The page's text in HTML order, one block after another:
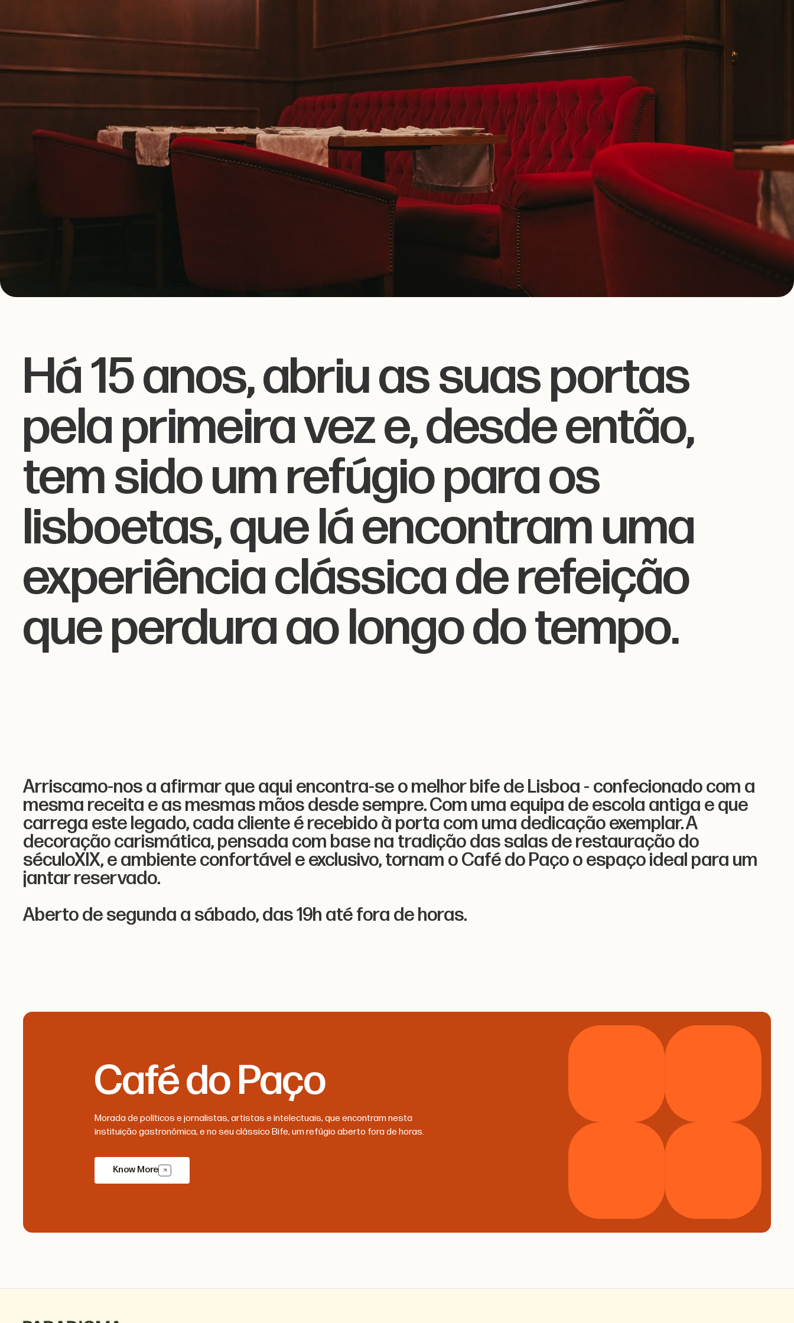
Há 15 anos, abriu as suas portas
pela primeira vez e, desde então,
tem sido um refúgio para os
lisboetas, que lá encontram uma
experiência clássica de refeição
que perdura ao longo do tempo.
Arriscamo-nos a afirmar que aqui encontra-se o melhor bife de Lisboa - confecionado com a
mesma receita e as mesmas mãos desde sempre. Com uma equipa de escola antiga e que
carrega este legado, cada cliente é recebido à porta com uma dedicação exemplar. A
decoração carismática, pensada com base na tradição das salas de restauração do
séculoXIX, e ambiente confortável e exclusivo, tornam o Café do Paço o espaço ideal para um
jantar reservado.
Aberto de segunda a sábado, das 19h até fora de horas.
Café do Paço
Morada de políticos e jornalistas, artistas e intelectuais, que encontram nesta
instituição gastronómica, e no seu clássico Bife, um refúgio aberto fora de horas.
Know More